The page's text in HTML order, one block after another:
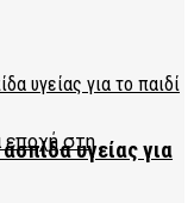
υγείας για